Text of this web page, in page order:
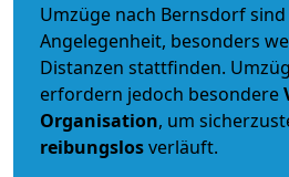
Umzüge nach Bernsdorf
Angelegenheit, besonders
Distanzen stattfinden.
erfordern jedoch besondere
Organisation, um
reibungslosverläuft.